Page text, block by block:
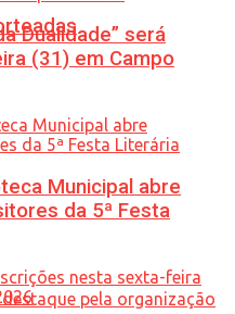
Dualidade” será
(31) em Campo
Municipal abre
da 5ª Festa